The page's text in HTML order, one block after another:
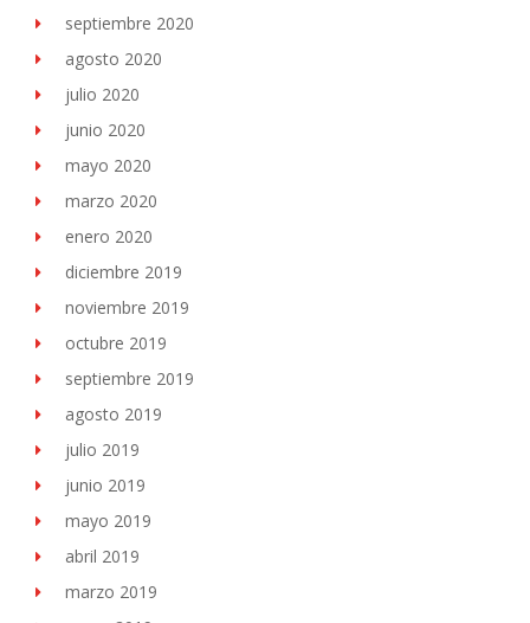
septiembre 2020
agosto 2020
julio 2020
junio 2020
mayo 2020
marzo 2020
enero 2020
diciembre 2019
noviembre 2019
octubre 2019
septiembre 2019
agosto 2019
julio 2019
junio 2019
mayo 2019
abril 2019
marzo 2019